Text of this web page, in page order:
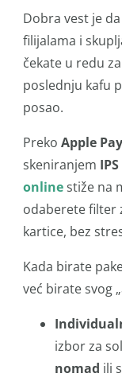
Dobra vest je
filijalama i
čekate u redu
poslednju kafu
posao.
Preko Apple
skeniranjem
onlinestiže na
odaberete filter
kartice, bez
Kada birate
već birate svog
izbor za
nomad ili